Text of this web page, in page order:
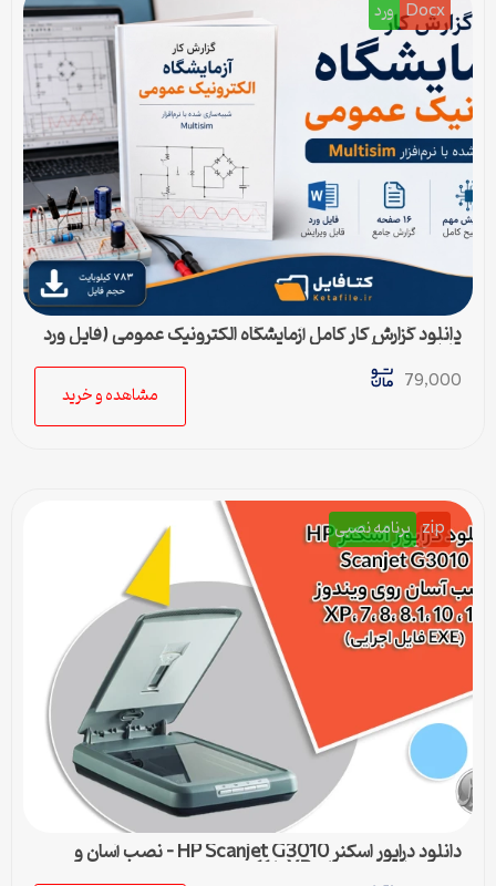
Docx ورد
دانلود گزارش کار کامل آزمایشگاه الکترونیک عمومی (فایل ورد
قابل ویرایش)
79,000
مشاهده و خرید
zip برنامه نصبی
دانلود درایور اسکنر HP Scanjet G3010 – نصب آسان و
سریع برای ویندوزهای XP تا 11